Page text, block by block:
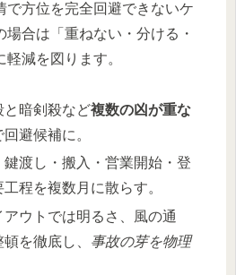
で方位を完全回避できないケ
合は「重ねない・分ける・
減を図ります。
と暗剣殺など複数の凶が重な
避候補に。
鍵渡し・搬入・営業開始・登
程を複数月に散らす。
アウトでは明るさ、風の通
を徹底し、 事故の芽を物理